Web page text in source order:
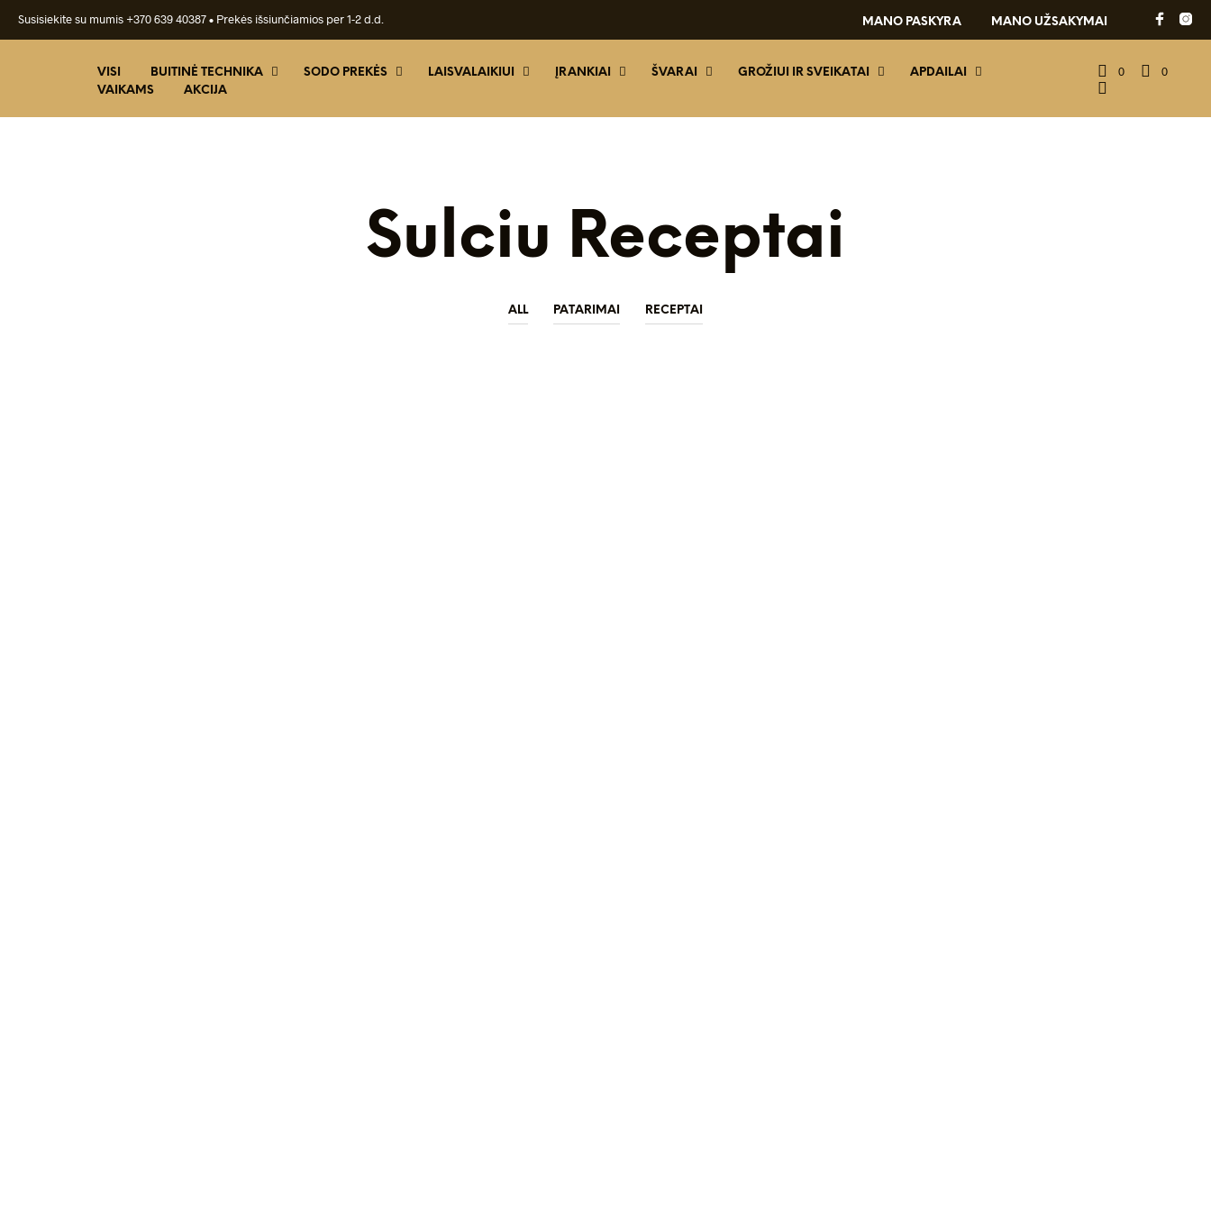
Susisiekite su mumis +370 639 40387• Prekės išsiunčiamios per 1-2 d.d. MANO PASKYRA MANO UŽSAKYMAI
VISI BUITINĖ TECHNIKA SODO PREKĖS LAISVALAIKIUI ĮRANKIAI ŠVARAI GROŽIUI IR SVEIKATAI
APDAILAI
VAIKAMS
AKCIJA
0 0
Sulciu Receptai
ALL PATARIMAI RECEPTAI